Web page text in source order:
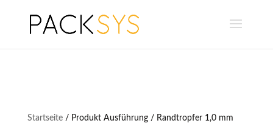
Startseite/ Produkt Ausführung / Randtropfer 1,0 mm